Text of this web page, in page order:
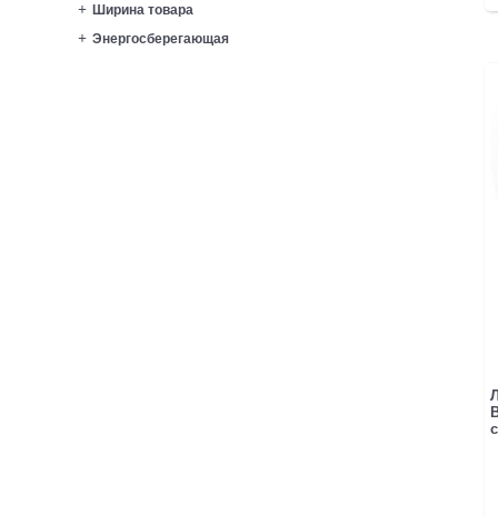
Ширина товара
Энергосберегающая